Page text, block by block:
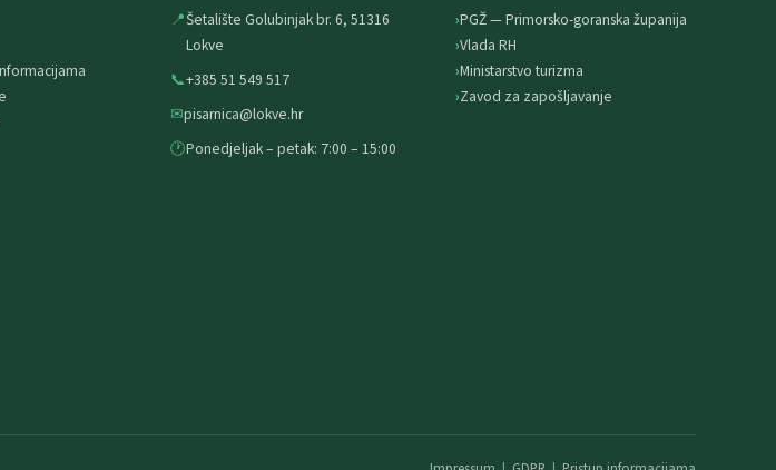
📍Šetalište Golubinjak br. 6, 51316
Lokve
📞+385 51 549 517
✉pisarnica@lokve.hr
🕐Ponedjeljak – petak: 7:00 – 15:00
PGŽ — Primorsko-goranska županija
Vlada RH
Ministarstvo turizma
Zavod za zapošljavanje